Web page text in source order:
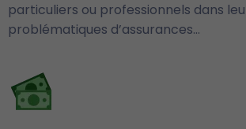
particuliers ou professionnels dans
problématiques d’assurances…